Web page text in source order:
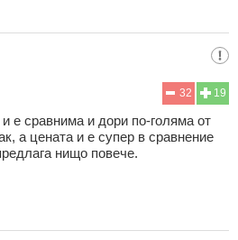
19
32
е сравнима и дори по-голяма от
а цената и е супер в сравнение
нищо повече.